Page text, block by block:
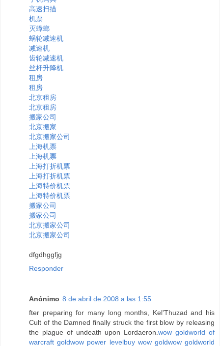
高速扫描
机票
灭蟑螂
蜗轮减速机
减速机
齿轮减速机
丝杆升降机
租房
租房
北京租房
北京租房
搬家公司
北京搬家
北京搬家公司
上海机票
上海机票
上海打折机票
上海打折机票
上海特价机票
上海特价机票
搬家公司
搬家公司
北京搬家公司
北京搬家公司
dfgdhggfjg
Responder
Anónimo 8 de abril de 2008 a las 1:55
fter preparing for many long months, Kel'Thuzad and his
Cult of the Damned finally struck the first blow by releasing
the plague of undeath upon Lordaeron.wow goldworld of
warcraft goldwow power levelbuy wow goldwow goldworld